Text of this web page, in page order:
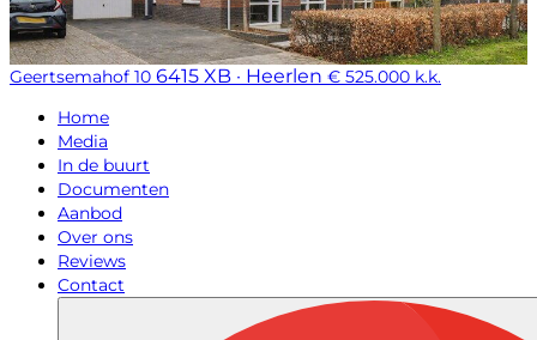
Geertsemahof 10 6415 XB · Heerlen € 525.000 k.k.
Home
Media
In de buurt
Documenten
Aanbod
Over ons
Reviews
Contact